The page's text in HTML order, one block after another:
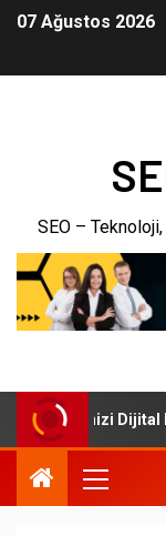
07 Ağustos 2026
SEO –
İşletmenizi Dijital